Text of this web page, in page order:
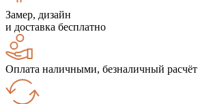
Замер, дизайн
и доставка бесплатно
Оплата наличными, безналичный расчёт